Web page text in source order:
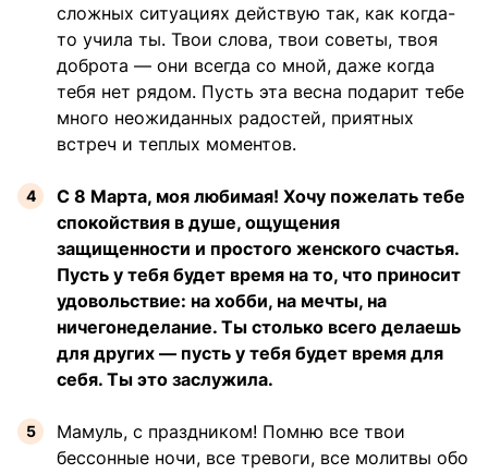
сложных ситуациях действую так, как когда-
то учила ты. Твои слова, твои советы, твоя
доброта — они всегда со мной, даже когда
тебя нет рядом. Пусть эта весна подарит тебе
много неожиданных радостей, приятных
встреч и теплых моментов.
С 8 Марта, моя любимая! Хочу пожелать тебе
спокойствия в душе, ощущения
защищенности и простого женского счастья.
Пусть у тебя будет время на то, что приносит
удовольствие: на хобби, на мечты, на
ничегонеделание. Ты столько всего делаешь
для других — пусть у тебя будет время для
себя. Ты это заслужила.
Мамуль, с праздником! Помню все твои
бессонные ночи, все тревоги, все молитвы обо